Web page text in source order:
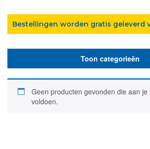
Bestellingen worden gratis geleverd
Toon categorieën
Geen producten gevonden die aan je
voldoen.